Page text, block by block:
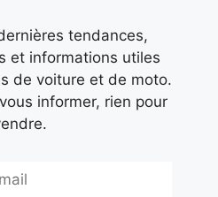
tendances,
et informations utiles
de voiture et de moto.
informer, rien pour